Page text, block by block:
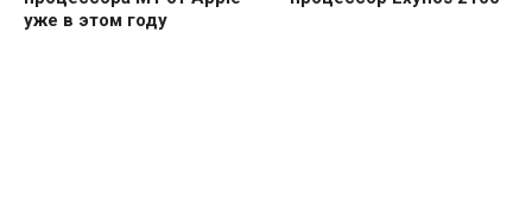
уже в этом году